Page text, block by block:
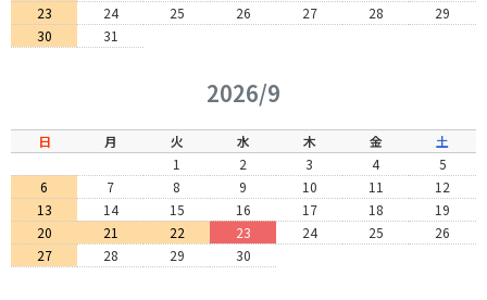
23
24 25 26 27 28
29
30
31
2026/9
日 月 火 水 木 金
土
1
2 3 4
5
6
7 8 9 10 11
12
13
14 15 16 17 18
19
20
21 22 23 24 25
26
27
28 29 30